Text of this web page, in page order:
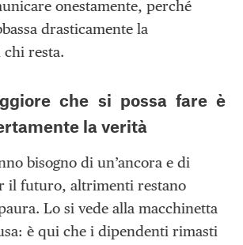
onestamente, perché
drasticamente la
resta.
che si possa fare è
la verità
bisogno di un’ancora e di
il futuro, altrimenti restano
Lo si vede alla macchinetta
è qui che i dipendenti rimasti